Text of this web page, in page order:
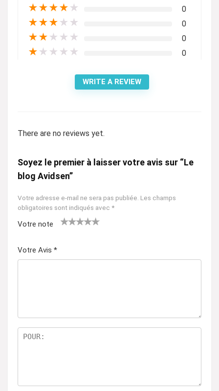
★★★★ ★ 0
★★★ ★ ★ 0
★★ ★ ★ ★ 0
★ ★ ★ ★ ★ 0
WRITE A REVIEW
There are no reviews yet.
Soyez le premier à laisser votre avis sur “Le
blog Avidsen”
Votre adresse e-mail ne sera pas publiée. Les champs
obligatoires sont indiqués avec *
Votre note
oil
s
5
Votre Avis *